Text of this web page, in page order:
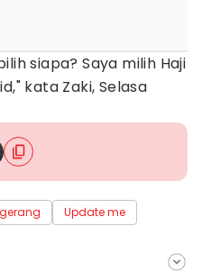
siapa? Saya milih Haji
kata Zaki, Selasa
Update me